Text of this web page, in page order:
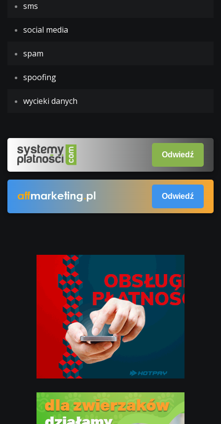
sms
social media
spam
spoofing
wycieki danych
Odwiedź
Odwiedź